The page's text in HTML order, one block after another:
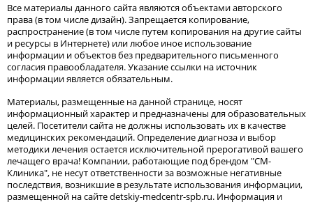
Все материалы данного сайта являются объектами авторского
права (в том числе дизайн). Запрещается копирование,
распространение (в том числе путем копирования на другие сайты
и ресурсы в Интернете) или любое иное использование
информации и объектов без предварительного письменного
согласия правообладателя. Указание ссылки на источник
информации является обязательным.
Материалы, размещенные на данной странице, носят
информационный характер и предназначены для образовательных
целей. Посетители сайта не должны использовать их в качестве
медицинских рекомендаций. Определение диагноза и выбор
методики лечения остается исключительной прерогативой вашего
лечащего врача! Компании, работающие под брендом "СМ-
Клиника", не несут ответственности за возможные негативные
последствия, возникшие в результате использования информации,
размещенной на сайте detskiy-medcentr-spb.ru. Информация и